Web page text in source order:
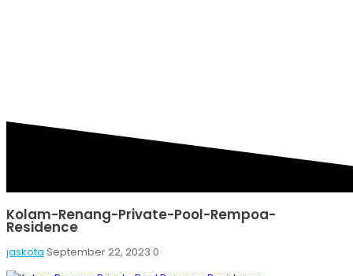
Kolam-Renang-Private-Pool-Rempoa-
Residence
jaskota September 22, 2023 0